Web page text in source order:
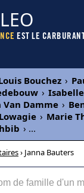
EST LE
Bouchez ›
›
Van Damme ›
› Marie
› ...
› Janna Bauters